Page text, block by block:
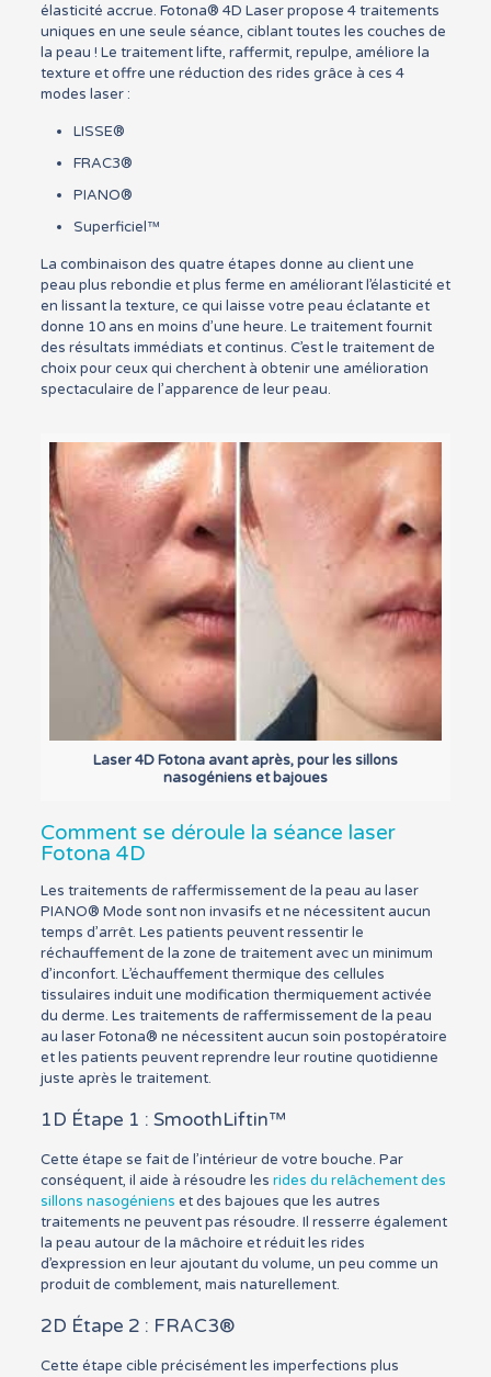
élasticité accrue. Fotona® 4D Laser propose 4 traitements
uniques en une seule séance, ciblant toutes les couches de
la peau ! Le traitement lifte, raffermit, repulpe, améliore la
texture et offre une réduction des rides grâce à ces 4
modes laser :
LISSE®
FRAC3®
PIANO®
Superficiel™
La combinaison des quatre étapes donne au client une
peau plus rebondie et plus ferme en améliorant l’élasticité et
en lissant la texture, ce qui laisse votre peau éclatante et
donne 10 ans en moins d’une heure. Le traitement fournit
des résultats immédiats et continus. C’est le traitement de
choix pour ceux qui cherchent à obtenir une amélioration
spectaculaire de l’apparence de leur peau.
Laser 4D Fotona avant après, pour les sillons
nasogéniens et bajoues
Comment se déroule la séance laser
Fotona 4D
Les traitements de raffermissement de la peau au laser
PIANO® Mode sont non invasifs et ne nécessitent aucun
temps d’arrêt. Les patients peuvent ressentir le
réchauffement de la zone de traitement avec un minimum
d’inconfort. L’échauffement thermique des cellules
tissulaires induit une modification thermiquement activée
du derme. Les traitements de raffermissement de la peau
au laser Fotona® ne nécessitent aucun soin postopératoire
et les patients peuvent reprendre leur routine quotidienne
juste après le traitement.
1D Étape 1 : SmoothLiftin™
Cette étape se fait de l’intérieur de votre bouche. Par
conséquent, il aide à résoudre les rides du relâchement des
sillons nasogéniens et des bajoues que les autres
traitements ne peuvent pas résoudre. Il resserre également
la peau autour de la mâchoire et réduit les rides
d’expression en leur ajoutant du volume, un peu comme un
produit de comblement, mais naturellement.
2D Étape 2 : FRAC3®
Cette étape cible précisément les imperfections plus